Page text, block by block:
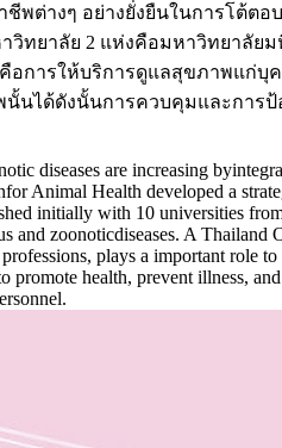
พต่างๆ อย่างยั่งยืนในการโต้
าวิทยาลัย 2 แห่งคือมหาวิทยา
การให้บริการดูแลสุขภาพแก่บุ
ได้ดังนั้นการควบคุมและการป้
diseases are increasing
Animal Health developed a
initially with 10 universities
and zoonoticdiseases. A
plays a important role
promote health, prevent illness,